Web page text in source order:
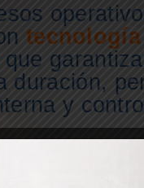
que
duración,
y